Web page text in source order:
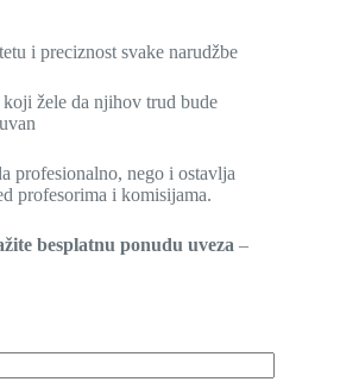
i preciznost svake narudžbe
koji žele da njihov trud bude
profesionalno, nego i ostavlja
profesorima i komisijama.
besplatnu ponudu uveza –